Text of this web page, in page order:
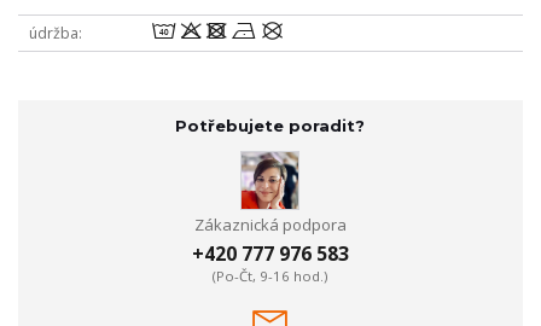
údržba 8odnU
Potřebujete poradit?
Zákaznická podpora
+420 777 976 583
(Po-Čt, 9-16 hod.)